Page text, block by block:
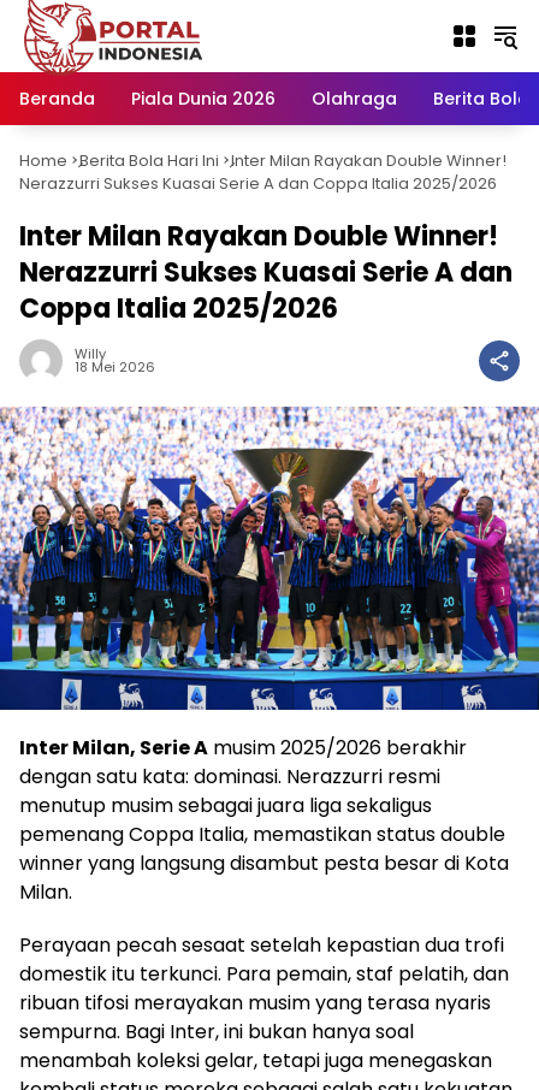
Langsung
konten
Beranda
Piala Dunia 2026 Olahraga Berita Bola
Home -
Berita Bola Hari Ini -Inter Milan Rayakan Double Winner!
Nerazzurri Sukses Kuasai Serie A dan Coppa Italia 2025/2026
Inter Milan Rayakan Double Winner!
Nerazzurri Sukses Kuasai Serie A dan
Coppa Italia 2025/2026
Willy
18 Mei 2026
Inter Milan, Serie A musim 2025/2026 berakhir
dengan satu kata: dominasi. Nerazzurri resmi
menutup musim sebagai juara liga sekaligus
pemenang Coppa Italia, memastikan status double
winner yang langsung disambut pesta besar di Kota
Milan.
Perayaan pecah sesaat setelah kepastian dua trofi
domestik itu terkunci. Para pemain, staf pelatih, dan
ribuan tifosi merayakan musim yang terasa nyaris
sempurna. Bagi Inter, ini bukan hanya soal
menambah koleksi gelar, tetapi juga menegaskan